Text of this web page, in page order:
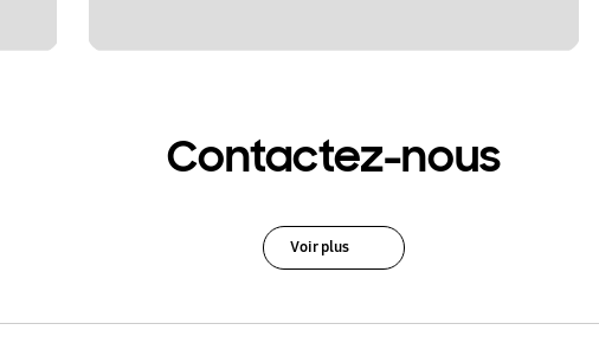
Contactez-nous
Voir plus